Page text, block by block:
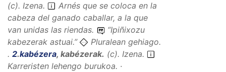
(c). Izena.
Arnés que se coloca en la
cabeza del ganado caballar, a la que
van unidas las riendas.
“Ipiñixozu
kabezerak astuai.”
Pluralean gehiago.
. 2.kabézera, kabézerak. (c). Izena.
Karreristen lehengo burukoa. ·